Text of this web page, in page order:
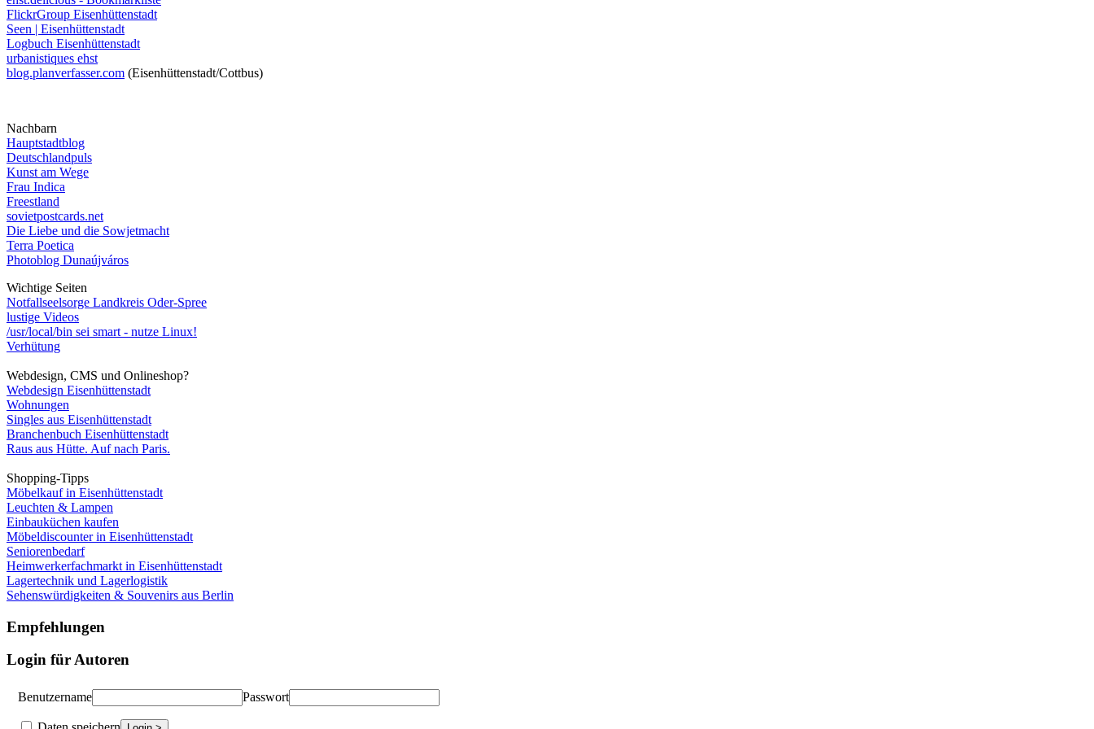
FlickrGroup Eisenhüttenstadt
Seen | Eisenhüttenstadt
Logbuch Eisenhüttenstadt
urbanistiques ehst
blog.planverfasser.com (Eisenhüttenstadt/Cottbus)
Nachbarn
Hauptstadtblog
Deutschlandpuls
Kunst am Wege
Frau Indica
Freestland
sovietpostcards.net
Die Liebe und die Sowjetmacht
Terra Poetica
Photoblog Dunaújváros
Wichtige Seiten
Notfallseelsorge Landkreis Oder-Spree
lustige Videos
/usr/local/bin sei smart - nutze Linux!
Verhütung
Webdesign, CMS und Onlineshop?
Webdesign Eisenhüttenstadt
Wohnungen
Singles aus Eisenhüttenstadt
Branchenbuch Eisenhüttenstadt
Raus aus Hütte. Auf nach Paris.
Shopping-Tipps
Möbelkauf in Eisenhüttenstadt
Leuchten & Lampen
Einbauküchen kaufen
Möbeldiscounter in Eisenhüttenstadt
Seniorenbedarf
Heimwerkerfachmarkt in Eisenhüttenstadt
Lagertechnik und Lagerlogistik
Sehenswürdigkeiten & Souvenirs aus Berlin
Empfehlungen
Login für Autoren
Benutzername Passwort